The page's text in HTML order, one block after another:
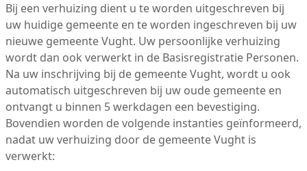
Bij een verhuizing dient u te worden uitgeschreven bij
uw huidige gemeente en te worden ingeschreven bij uw
nieuwe gemeente Vught. Uw persoonlijke verhuizing
wordt dan ook verwerkt in de Basisregistratie Personen.
Na uw inschrijving bij de gemeente Vught, wordt u ook
automatisch uitgeschreven bij uw oude gemeente en
ontvangt u binnen 5 werkdagen een bevestiging.
Bovendien worden de volgende instanties geïnformeerd,
nadat uw verhuizing door de gemeente Vught is
verwerkt: